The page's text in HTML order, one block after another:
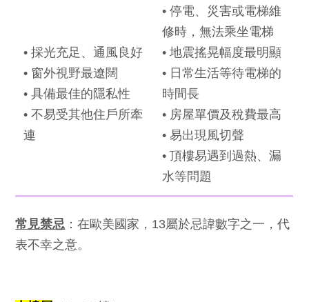
• 採光充足、通風良好
• 窗外視野最遼闊
• 具備最佳的隱私性
• 不易受其他住戶所牽
連
• 停電、災害或電梯維
修時，無法乘坐電梯
• 地震搖晃幅度最明顯
• 日常生活等待電梯的
時間長
• 房屋單價及稅費最高
• 易出現風切聲
• 頂樓易遇到過熱、漏
水等問題
常見禁忌 ：在歐美國家，13屬於忌諱數字之一，代
表不幸之意。